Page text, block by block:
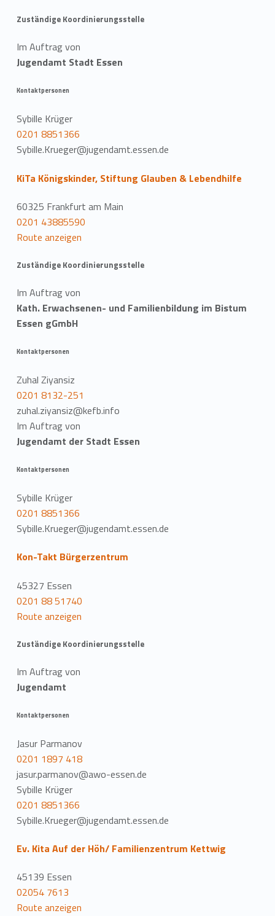
Zuständige Koordinierungsstelle
Im Auftrag von
Jugendamt Stadt Essen
Kontaktpersonen
Sybille Krüger
0201 8851366
Sybille.Krueger@jugendamt.essen.de
KiTa Königskinder, Stiftung Glauben & Lebendhilfe
60325 Frankfurt am Main
0201 43885590
Route anzeigen
Zuständige Koordinierungsstelle
Im Auftrag von
Kath. Erwachsenen- und Familienbildung im Bistum
Essen gGmbH
Kontaktpersonen
Zuhal Ziyansiz
0201 8132-251
zuhal.ziyansiz@kefb.info
Im Auftrag von
Jugendamt der Stadt Essen
Kontaktpersonen
Sybille Krüger
0201 8851366
Sybille.Krueger@jugendamt.essen.de
Kon-Takt Bürgerzentrum
45327 Essen
0201 88 51740
Route anzeigen
Zuständige Koordinierungsstelle
Im Auftrag von
Jugendamt
Kontaktpersonen
Jasur Parmanov
0201 1897 418
jasur.parmanov@awo-essen.de
Sybille Krüger
0201 8851366
Sybille.Krueger@jugendamt.essen.de
Ev. Kita Auf der Höh/ Familienzentrum Kettwig
45139 Essen
02054 7613
Route anzeigen